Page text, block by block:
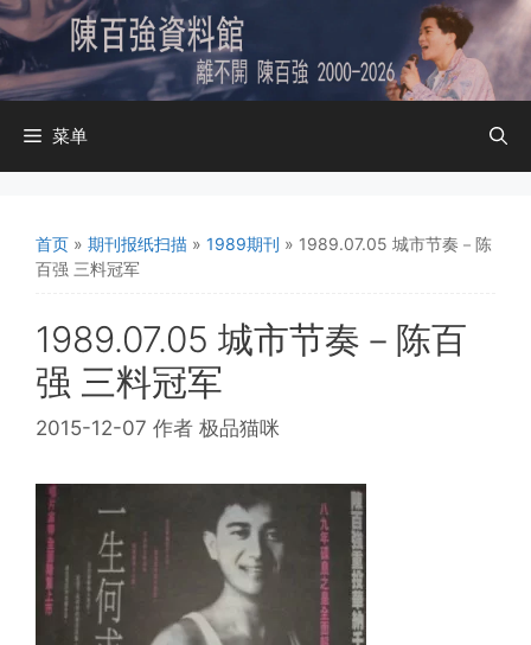
跳
至
内
容
菜单
首页 » 期刊报纸扫描 » 1989期刊 » 1989.07.05 城市节奏－陈
百强 三料冠军
1989.07.05 城市节奏－陈百
强 三料冠军
2015-12-07 作者 极品猫咪